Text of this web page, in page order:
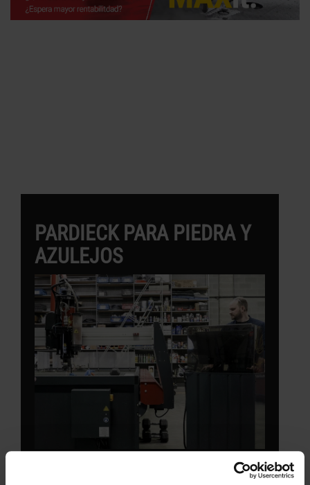
PARDIECK PARA PIEDRA Y
AZULEJOS
Pardieck Stone & Tile consiguió una gran
ventaja en la construcción arquitectónica con